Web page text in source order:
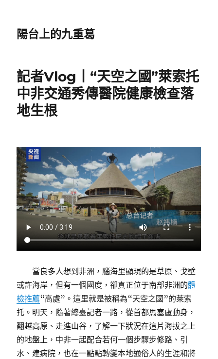
陽台上的九重葛
記者Vlog丨“天空之國”萊索托
中非交通秀傳醫院健康檢查落
地生根
當良多人想到非洲，腦海里顯現的是草原、戈壁
或許海岸，但有一個國度，卻真正位于南部非洲的體
檢推薦“高處”。這里就是被稱為“天空之國”的萊索
托。明天，隨著總臺記者一路，從首都馬塞盧動身，
翻越高原、走進山谷，了解一下狀況在這片海拔之上
的地盤上，中非一起配合若何一個步驟步修路、引
水、建病院，也在一點點轉變本地通俗人的生涯和將